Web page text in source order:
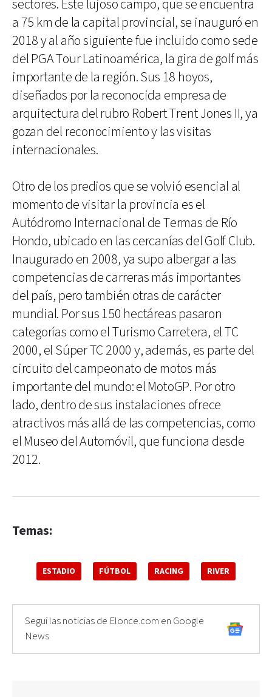
sectores. Este lujoso campo, que se encuentra
a 75 km de la capital provincial, se inauguró en
2018 y al año siguiente fue incluido como sede
del PGA Tour Latinoamérica, la gira de golf más
importante de la región. Sus 18 hoyos,
diseñados por la reconocida empresa de
arquitectura del rubro Robert Trent Jones II, ya
gozan del reconocimiento y las visitas
internacionales.
Otro de los predios que se volvió esencial al
momento de visitar la provincia es el
Autódromo Internacional de Termas de Río
Hondo, ubicado en las cercanías del Golf Club.
Inaugurado en 2008, ya supo albergar a las
competencias de carreras más importantes
del país, pero también otras de carácter
mundial. Por sus 150 hectáreas pasaron
categorías como el Turismo Carretera, el TC
2000, el Súper TC 2000 y, además, es parte del
circuito del campeonato de motos más
importante del mundo: el MotoGP. Por otro
lado, dentro de sus instalaciones ofrece
atractivos más allá de las competencias, como
el Museo del Automóvil, que funciona desde
2012.
Temas:
ESTADIO FÚTBOL RACING RIVER
Seguí las noticias de Elonce.com en Google
News